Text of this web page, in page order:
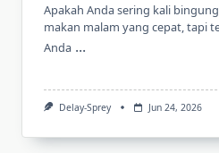
Apakah Anda sering kali
makan malam yang cepat, tapi
Anda ...
Delay-Sprey Jun 24, 2026